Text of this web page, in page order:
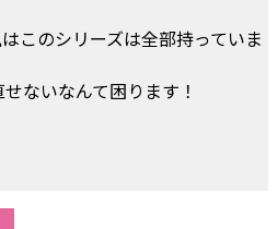
このシリーズは全部持っていま
ないなんて困ります！